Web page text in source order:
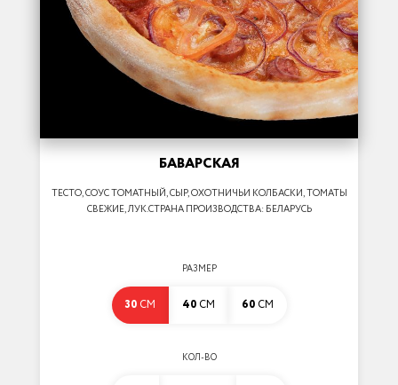
БАВАРСКАЯ
ТЕСТО, СОУС ТОМАТНЫЙ, СЫР, ОХОТНИЧЬИ КОЛБАСКИ, ТОМАТЫ
СВЕЖИЕ, ЛУК.СТРАНА ПРОИЗВОДСТВА: БЕЛАРУСЬ
РАЗМЕР
30 СМ 40 СМ 60 СМ
КОЛ-ВО